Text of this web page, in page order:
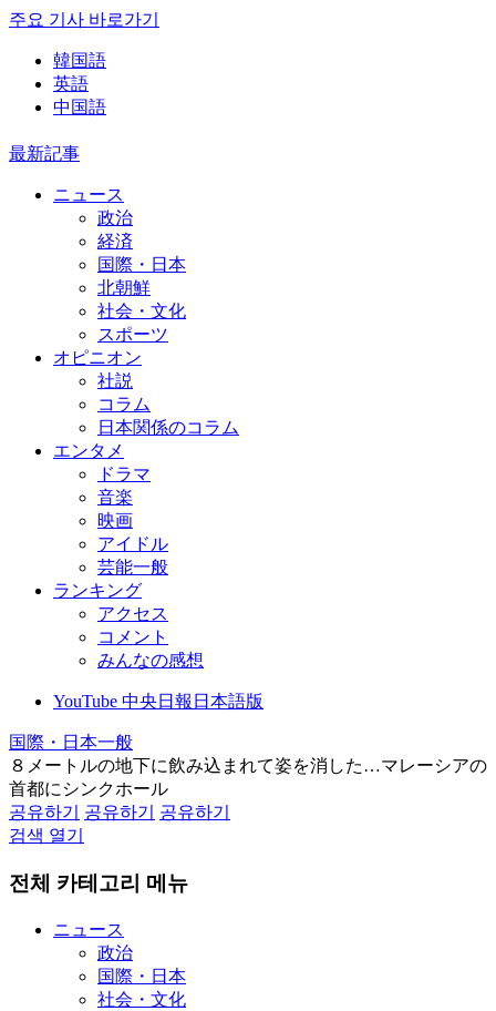
주요 기사 바로가기
韓国語
英語
中国語
最新記事
ニュース
政治
経済
国際・日本
北朝鮮
社会・文化
スポーツ
オピニオン
社説
コラム
日本関係のコラム
エンタメ
ドラマ
音楽
映画
アイドル
芸能一般
ランキング
アクセス
コメント
みんなの感想
YouTube 中央日報日本語版
国際・日本一般
８メートルの地下に飲み込まれて姿を消した…マレーシアの
首都にシンクホール
공유하기
공유하기
공유하기
검색 열기
전체 카테고리 메뉴
ニュース
政治
国際・日本
社会・文化